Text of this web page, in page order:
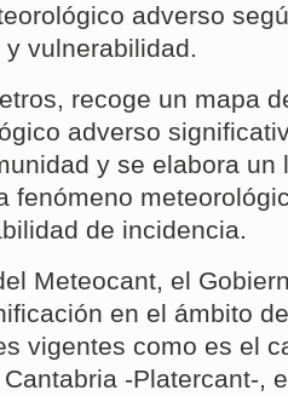
adverso
vulnerabilidad.
recoge un mapa
adverso
y se elabora un
fenómeno
de incidencia.
Meteocant, el
en el ámbito
vigentes como es el
-Platercant-,